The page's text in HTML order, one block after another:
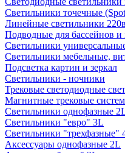
Светильники точечные
Линейные светильники 220в
Подводные для бассейнов и
Светильники
Светильники мебельные,
Подсветка картин и зеркал
Светильники - ночники
Трековые светодиодные
Магнитные трековые
Светильники однофазные
Светильники "евро" 3L
Светильники "трехфазные"
Аксессуары однофазные 2L